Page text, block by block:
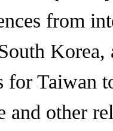
from
Korea,
for Taiwan
and other